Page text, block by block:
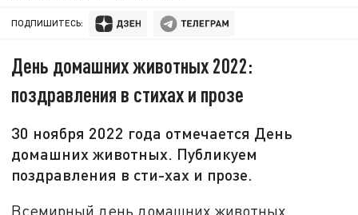
ПОДПИШИТЕСЬ:
День домашних животных 2022:
поздравления в стихах и прозе
30 ноября 2022 года отмечается День
домашних животных. Публикуем
поздравления в сти-хах и прозе.
Всемирный день домашних животных